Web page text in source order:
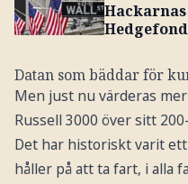
Datan som bäddar för
Men just nu värderas
Russell 3000 över sitt
Det har historiskt varit
håller på att ta fart, i alla